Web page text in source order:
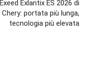
Exeed Exlantix ES 2026 di
Chery: portata più lunga,
tecnologia più elevata